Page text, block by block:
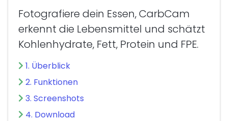
Fotografiere dein Essen, CarbCam
erkennt die Lebensmittel und schätzt
Kohlenhydrate, Fett, Protein und FPE.
1. Überblick
2. Funktionen
3. Screenshots
4. Download